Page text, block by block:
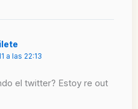
a las 22:13
el twitter? Estoy re out